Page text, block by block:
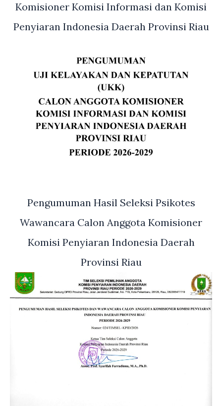
Komisioner Komisi Informasi dan Komisi
Penyiaran Indonesia Daerah Provinsi Riau
Pengumuman Hasil Seleksi Psikotes
Wawancara Calon Anggota Komisioner
Komisi Penyiaran Indonesia Daerah
Provinsi Riau